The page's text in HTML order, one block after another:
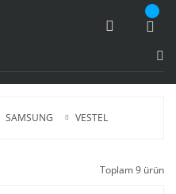
SAMSUNG VESTEL
Toplam 9 ürün